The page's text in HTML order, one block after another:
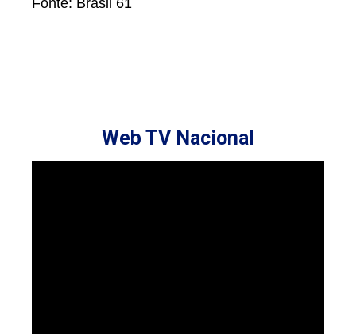
Fonte: Brasil 61
Web TV Nacional